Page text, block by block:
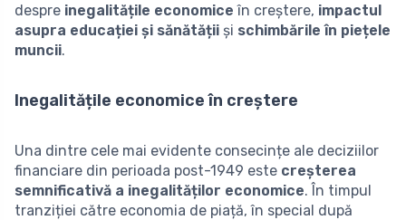
despre inegalitățile economice în creștere, impactul
asupra educației și sănătății și schimbările în piețele
muncii.
Inegalitățile economice în creștere
Una dintre cele mai evidente consecințe ale deciziilor
financiare din perioada post-1949 este creșterea
semnificativă a inegalităților economice. În timpul
tranziției către economia de piață, în special după